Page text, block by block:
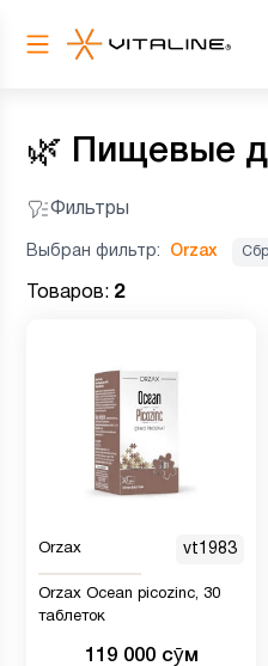
🌿 Пищевые
Фильтры
Выбран фильтр: Orzax
Товаров: 2
Orzax vt1983
Orzax Ocean picozinc, 30
таблеток
119 000 сӯм